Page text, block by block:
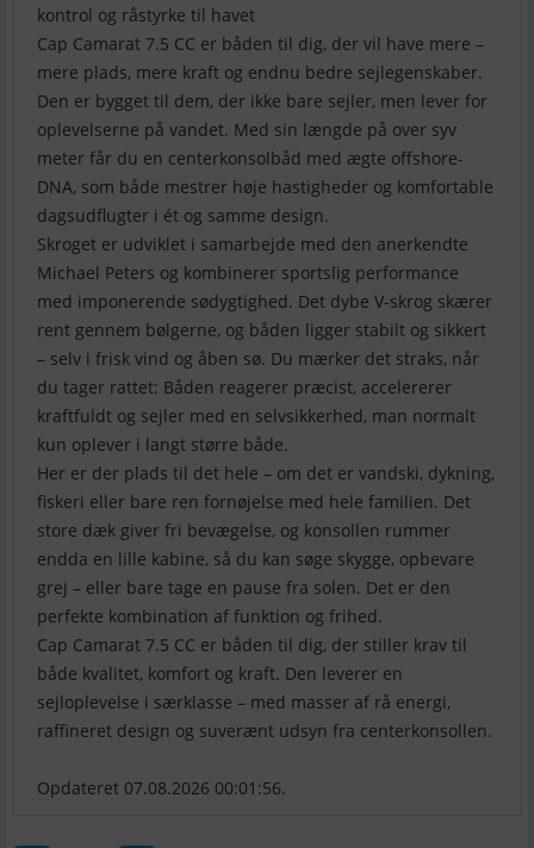
kontrol og råstyrke til havet
Cap Camarat 7.5 CC er båden til dig, der vil have mere –
mere plads, mere kraft og endnu bedre sejlegenskaber.
Den er bygget til dem, der ikke bare sejler, men lever for
oplevelserne på vandet. Med sin længde på over syv
meter får du en centerkonsolbåd med ægte offshore-
DNA, som både mestrer høje hastigheder og komfortable
dagsudflugter i ét og samme design.
Skroget er udviklet i samarbejde med den anerkendte
Michael Peters og kombinerer sportslig performance
med imponerende sødygtighed. Det dybe V-skrog skærer
rent gennem bølgerne, og båden ligger stabilt og sikkert
– selv i frisk vind og åben sø. Du mærker det straks, når
du tager rattet: Båden reagerer præcist, accelererer
kraftfuldt og sejler med en selvsikkerhed, man normalt
kun oplever i langt større både.
Her er der plads til det hele – om det er vandski, dykning,
fiskeri eller bare ren fornøjelse med hele familien. Det
store dæk giver fri bevægelse, og konsollen rummer
endda en lille kabine, så du kan søge skygge, opbevare
grej – eller bare tage en pause fra solen. Det er den
perfekte kombination af funktion og frihed.
Cap Camarat 7.5 CC er båden til dig, der stiller krav til
både kvalitet, komfort og kraft. Den leverer en
sejloplevelse i særklasse – med masser af rå energi,
raffineret design og suverænt udsyn fra centerkonsollen.
Opdateret 07.08.2026 00:01:56.